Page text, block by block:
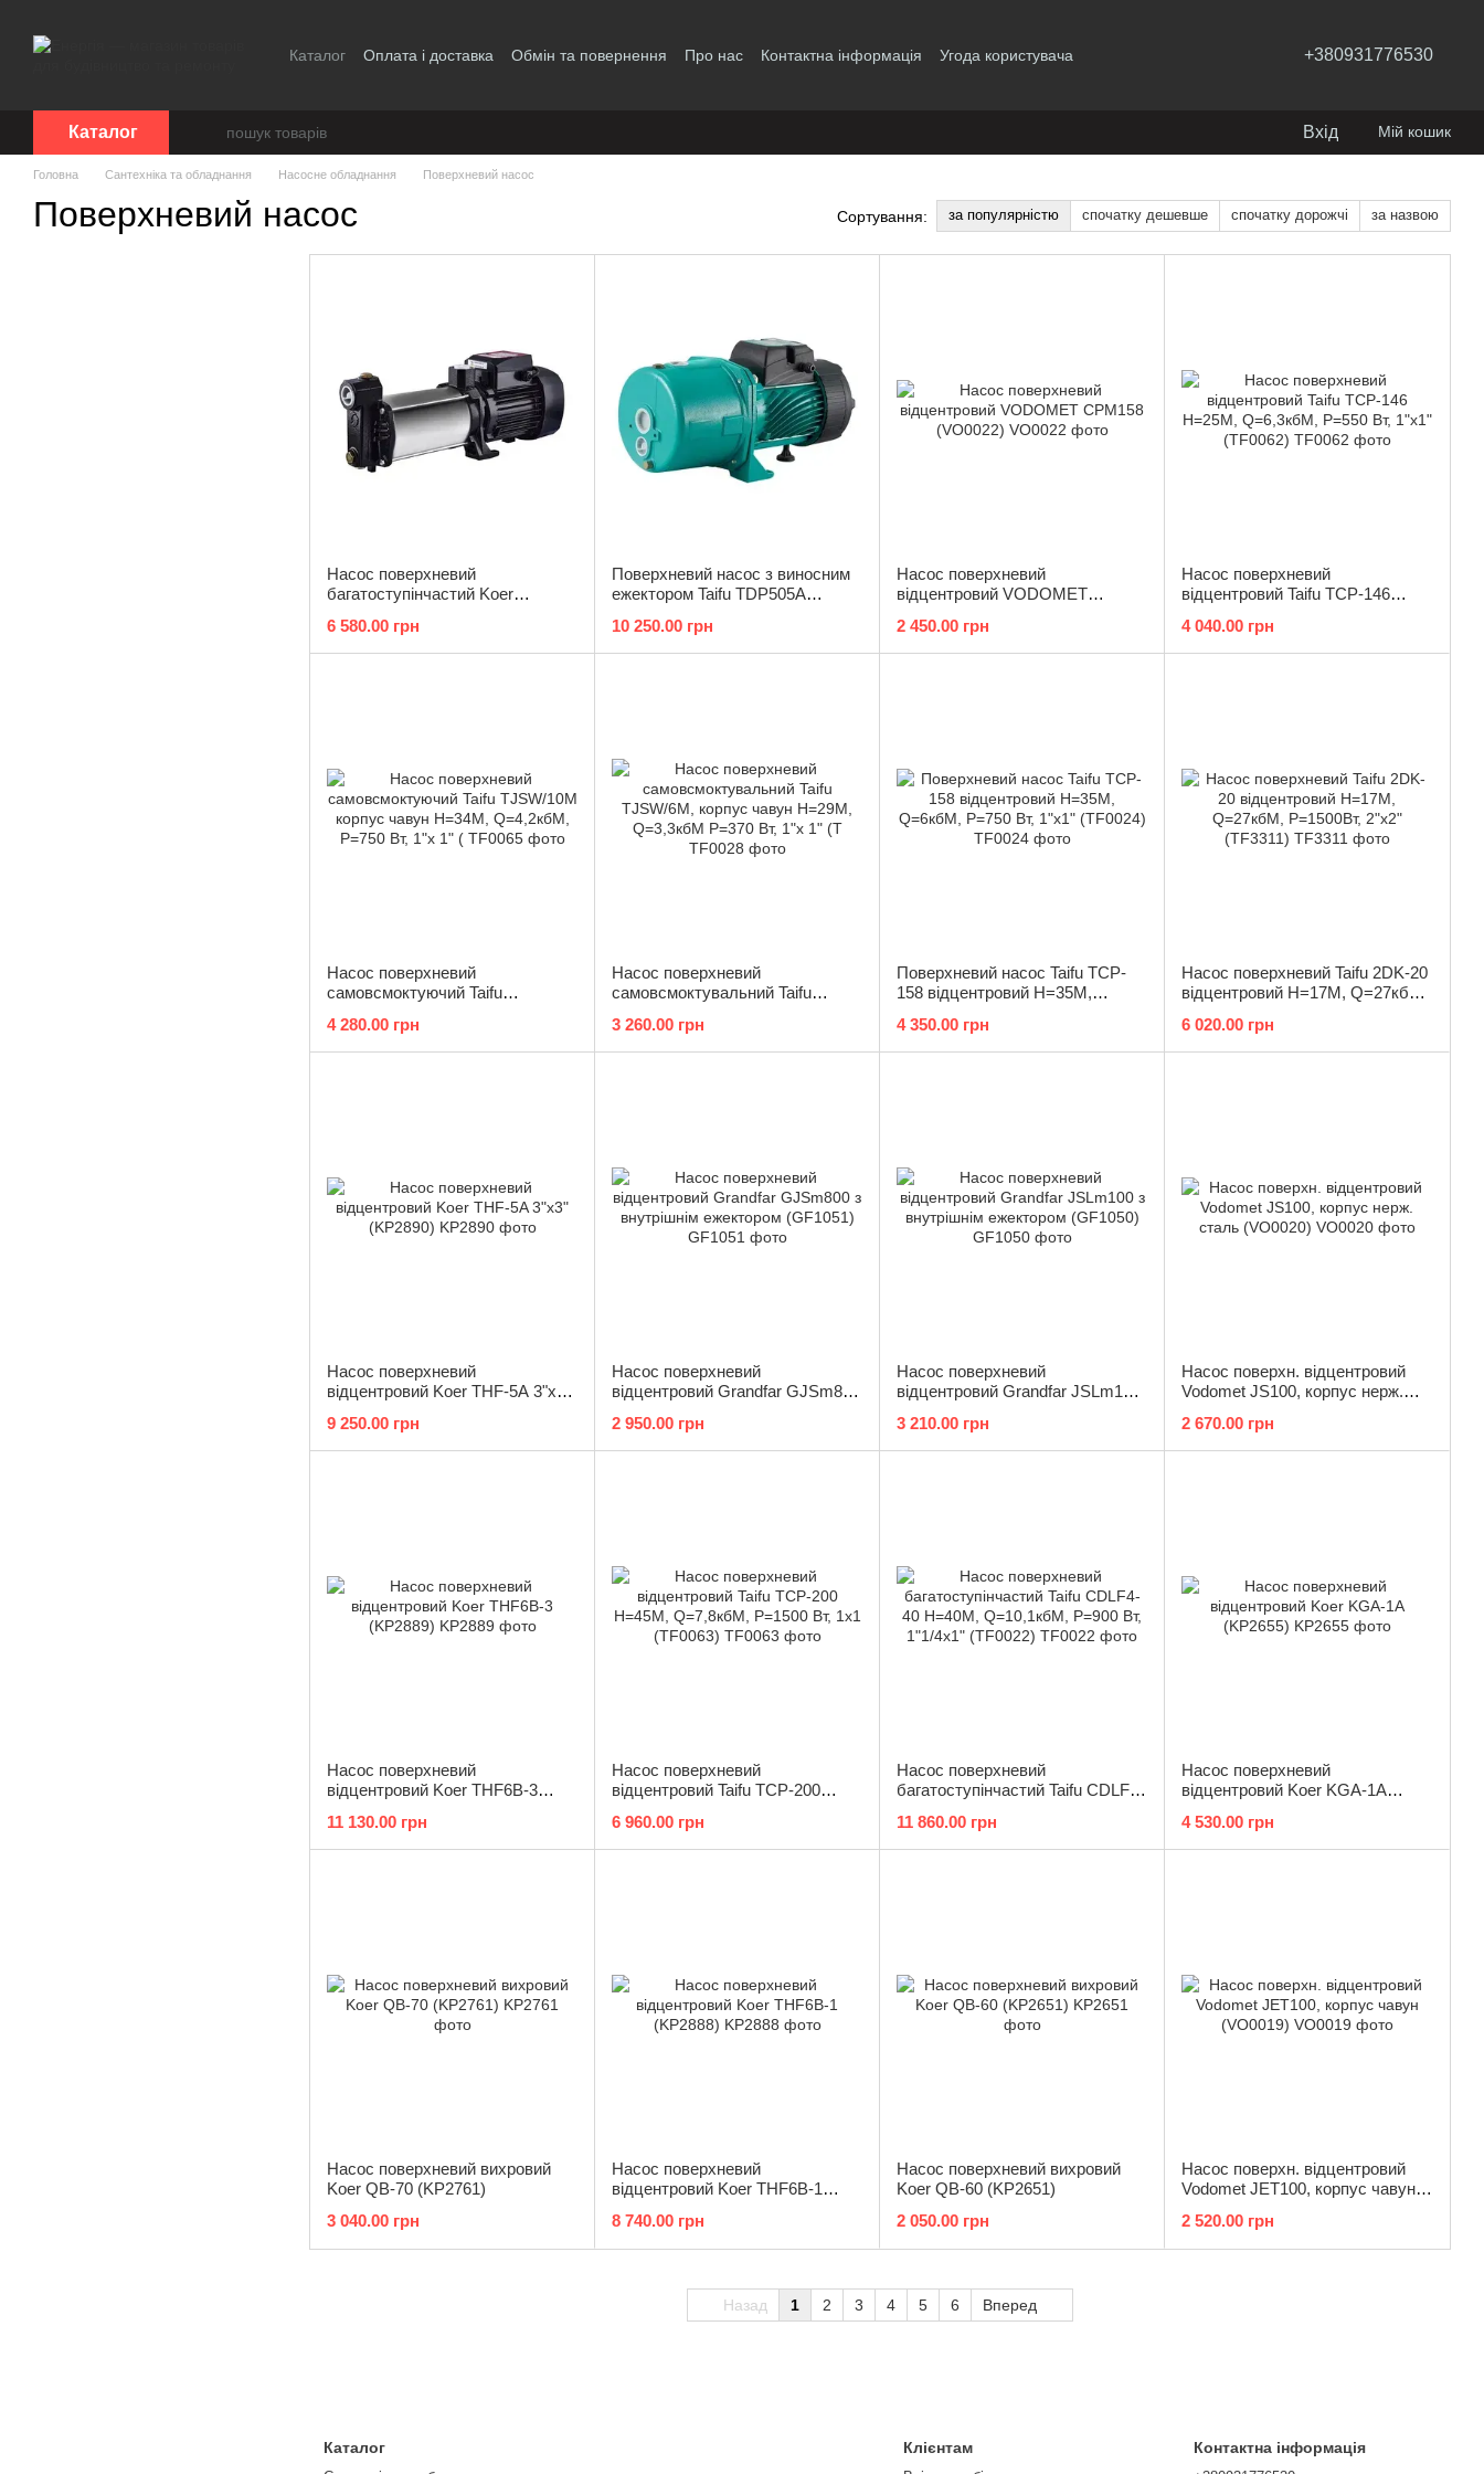
Каталог Оплата і доставка Обмін та повернення Про нас Контактна інформація Угода користувача +380931776530
Каталог Вхід Мій кошик
Головна Сантехніка та обладнання Насосне обладнання Поверхневий насос
Поверхневий насос Сортування: за популярністю спочатку дешевше спочатку дорожчі за назвою
Насос поверхневий
багатоступінчастий Koer
6 580.00 грн
Поверхневий насос з виносним
ежектором Taifu TDP505A
1"x1" (TF0020)
10 250.00 грн
Насос поверхневий
відцентровий VODOMET
2 450.00 грн
Насос поверхневий
відцентровий Taifu TCP-146
1"x1" (TF0062)
4 040.00 грн
Насос поверхневий
самовсмоктуючий Taifu
Q=4,2кбМ, P=750 Вт, 1"x 1" (
4 280.00 грн
Насос поверхневий
самовсмоктувальний Taifu
Q=3,3кбМ P=370 Вт, 1"x 1" (T
3 260.00 грн
Поверхневий насос Taifu TCP-
158 відцентровий Н=35М,
(TF0024)
4 350.00 грн
Насос поверхневий Taifu 2DK-20
відцентровий Н=17М, Q=27кбМ,
6 020.00 грн
Насос поверхневий
відцентровий Koer THF-5A 3"x3"
9 250.00 грн
Насос поверхневий
відцентровий Grandfar GJSm800
(GF1051)
2 950.00 грн
Насос поверхневий
відцентровий Grandfar JSLm100
(GF1050)
3 210.00 грн
Насос поверхн. відцентровий
Vodomet JS100, корпус нерж.
2 670.00 грн
Насос поверхневий
відцентровий Koer THF6B-3
11 130.00 грн
Насос поверхневий
відцентровий Taifu TCP-200
1x1 (TF0063)
6 960.00 грн
Насос поверхневий
багатоступінчастий Taifu CDLF4-
Вт, 1"1/4x1" (TF0022)
11 860.00 грн
Насос поверхневий
відцентровий Koer KGA-1A
4 530.00 грн
Насос поверхневий вихровий
Koer QB-70 (KP2761)
3 040.00 грн
Насос поверхневий
відцентровий Koer THF6B-1
8 740.00 грн
Насос поверхневий вихровий
Koer QB-60 (KP2651)
2 050.00 грн
Насос поверхн. відцентровий
Vodomet JET100, корпус чавун
2 520.00 грн
Назад 1 2 3 4 5 6 Вперед
Каталог Клієнтам Контактна інформація